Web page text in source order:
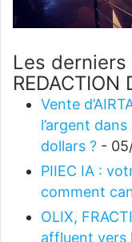
Les
REDACTION
Vente
l’argent
dollars ? -
PIIEC IA :
comment
OLIX,
affluent vers